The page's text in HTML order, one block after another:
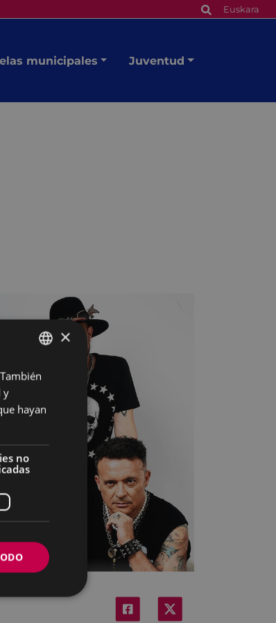
Euskara
municipales Juventud
BASQUE
×
y
hayan
no